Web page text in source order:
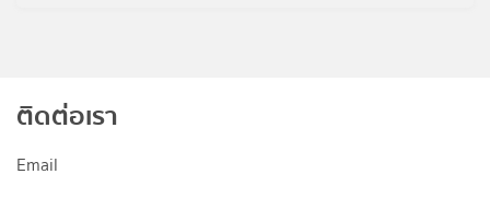
ติดต่อเรา
Email